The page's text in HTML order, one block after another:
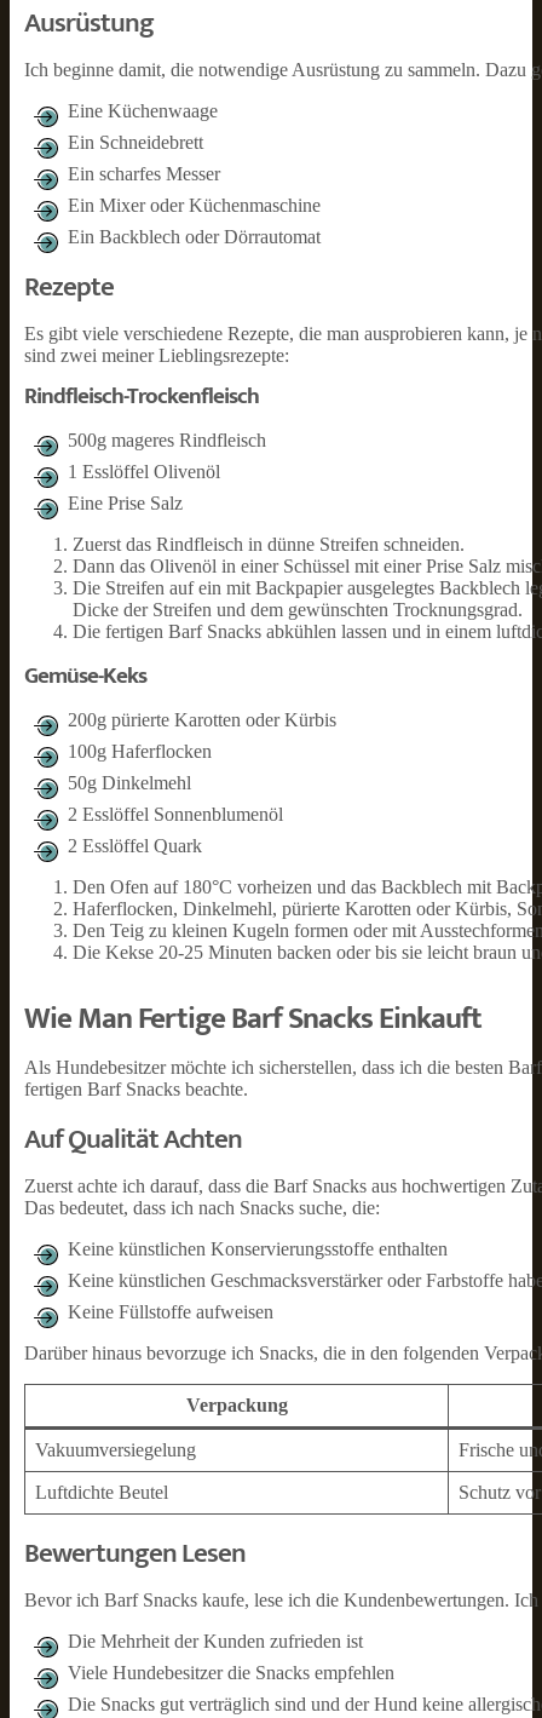
Ausrüstung
Ich beginne damit, die notwendige Ausrüstung zu sammeln. Dazu
Eine Küchenwaage
Ein Schneidebrett
Ein scharfes Messer
Ein Mixer oder Küchenmaschine
Ein Backblech oder Dörrautomat
Rezepte
Es gibt viele verschiedene Rezepte, die man ausprobieren kann,
sind zwei meiner Lieblingsrezepte:
Rindfleisch-Trockenfleisch
500g mageres Rindfleisch
1 Esslöffel Olivenöl
Eine Prise Salz
Zuerst das Rindfleisch in dünne Streifen schneiden.
Dann das Olivenöl in einer Schüssel mit einer Prise Salz
Die Streifen auf ein mit Backpapier ausgelegtes Backblech
Dicke der Streifen und dem gewünschten Trocknungsgrad.
Die fertigen Barf Snacks abkühlen lassen und in einem
Gemüse-Keks
200g pürierte Karotten oder Kürbis
100g Haferflocken
50g Dinkelmehl
2 Esslöffel Sonnenblumenöl
2 Esslöffel Quark
Den Ofen auf 180°C vorheizen und das Backblech mit
Haferflocken, Dinkelmehl, pürierte Karotten oder Kürbis,
Den Teig zu kleinen Kugeln formen oder mit
Die Kekse 20-25 Minuten backen oder bis sie leicht braun
Wie Man Fertige Barf Snacks Einkauft
Als Hundebesitzer möchte ich sicherstellen, dass ich die besten
fertigen Barf Snacks beachte.
Auf Qualität Achten
Zuerst achte ich darauf, dass die Barf Snacks aus hochwertigen
Das bedeutet, dass ich nach Snacks suche, die:
Keine künstlichen Konservierungsstoffe enthalten
Keine künstlichen Geschmacksverstärker oder Farbstoffe
Keine Füllstoffe aufweisen
Darüber hinaus bevorzuge ich Snacks, die in den folgenden
Verpackung
Vakuumversiegelung Frische
Luftdichte Beutel Schutz
Bewertungen Lesen
Bevor ich Barf Snacks kaufe, lese ich die Kundenbewertungen. Ich
Die Mehrheit der Kunden zufrieden ist
Viele Hundebesitzer die Snacks empfehlen
Die Snacks gut verträglich sind und der Hund keine